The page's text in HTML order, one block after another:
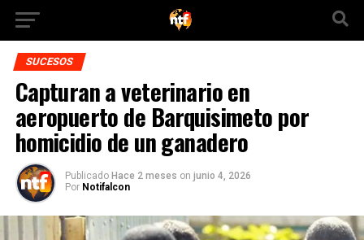
SUCESOS
Capturan a veterinario en
aeropuerto de Barquisimeto por
homicidio de un ganadero
Publicado Hace 2 meses on junio 4, 2026
Por Notifalcon